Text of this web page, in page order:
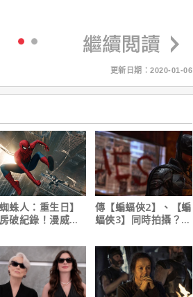
更新日期：2020-01-06
蜘蛛人：重生日】
破紀錄！漫威總
傳【蝙蝠俠2】、【蝙
蝠俠3】同時拍攝？詹